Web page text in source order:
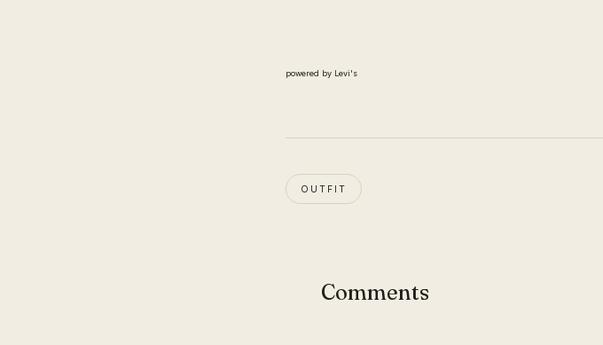
powered by Levi's
OUTFIT
Comments